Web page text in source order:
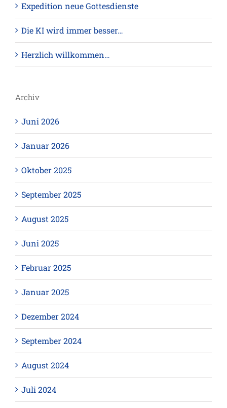
Expedition neue Gottesdienste
Die KI wird immer besser…
Herzlich willkommen…
Archiv
Juni 2026
Januar 2026
Oktober 2025
September 2025
August 2025
Juni 2025
Februar 2025
Januar 2025
Dezember 2024
September 2024
August 2024
Juli 2024